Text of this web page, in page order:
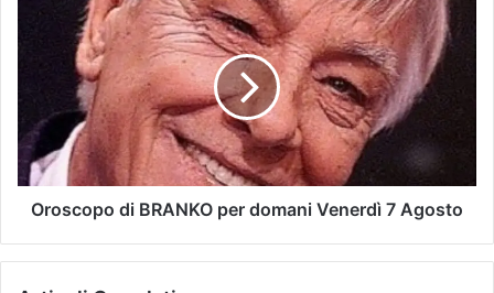
Oroscopo di BRANKO per domani Venerdì 7 Agosto